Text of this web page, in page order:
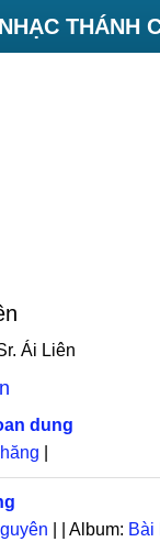
NHẠC THÁNH
Ái Liên
dung
| | Album: Bài